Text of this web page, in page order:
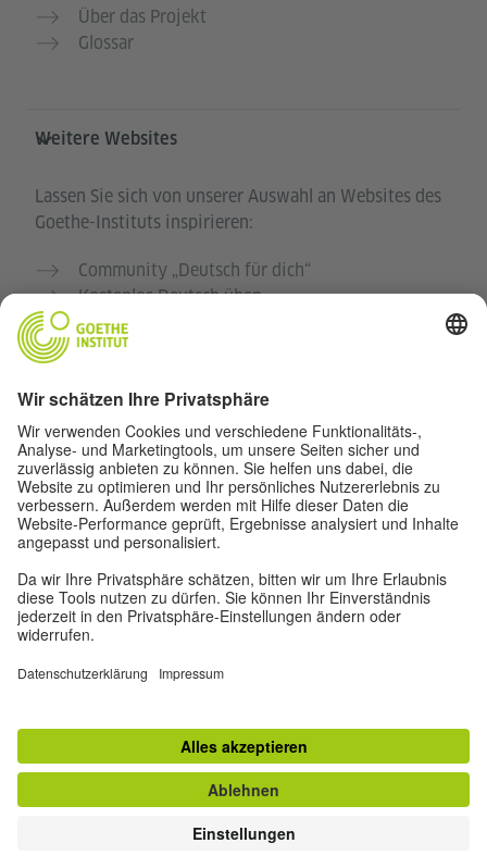
Über das Projekt
Glossar
Weitere Websites
Lassen Sie sich von unserer Auswahl an Websites des
Goethe-Instituts inspirieren:
Community „Deutsch für dich“
Kostenlos Deutsch üben
Deutschkurse des Goethe-Instituts
Lehrkräfteportal „Deutschstunde“
Datenschutz und Barrierefreiheit
Diese Website soll für möglichst viele Menschen
zugänglich und nützlich sein. Personenbezogene
Daten verwenden wir gemäß unserer
Datenschutzrichtlinie.
Privatsphäre-Einstellungen
© Goethe-Institut 2026
Datenschutzerklärung